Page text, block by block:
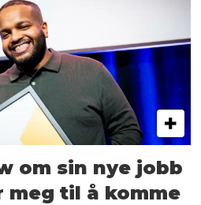
om sin nye jobb
meg til å komme